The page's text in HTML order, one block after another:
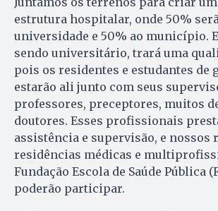
estrutura hospitalar, onde 50%
universidade e 50% ao município.
sendo universitário, trará uma
pois os residentes e estudantes de
estarão ali junto com seus
professores, preceptores, muitos
doutores. Esses profissionais
assistência e supervisão, e nossos
residências médicas e
Fundação Escola de Saúde Pública
poderão participar.